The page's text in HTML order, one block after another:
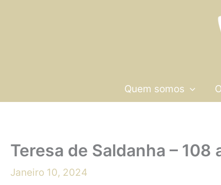
Quem somos
Teresa de Saldanha – 108
Janeiro 10, 2024